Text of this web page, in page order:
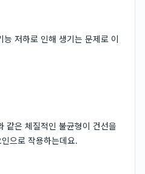
저하로 인해 생기는 문제로 이
같은 체질적인 불균형이 건선을
으로 작용하는데요.